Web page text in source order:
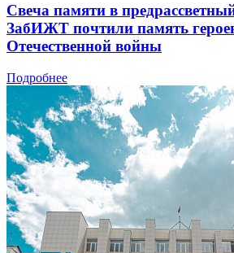
Свеча памяти в
ЗабИЖТ почтили память
Отечественной войны
Подробнее